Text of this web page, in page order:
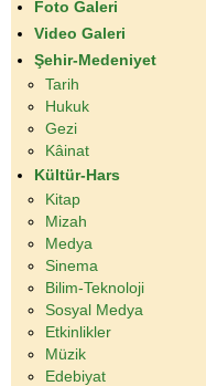
Foto Galeri
Video Galeri
Şehir-Medeniyet
Tarih
Hukuk
Gezi
Kâinat
Kültür-Hars
Kitap
Mizah
Medya
Sinema
Bilim-Teknoloji
Sosyal Medya
Etkinlikler
Müzik
Edebiyat